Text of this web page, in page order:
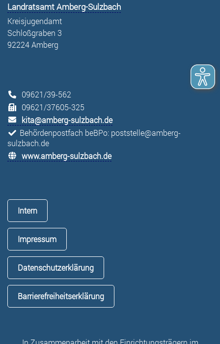
Landratsamt Amberg-Sulzbach
Kreisjugendamt
Schloßgraben 3
92224 Amberg
09621/39-562
09621/37605-325
kita@amberg-sulzbach.de
Behördenpostfach beBPo: poststelle@amberg-
sulzbach.de
www.amberg-sulzbach.de
Intern
Impressum
Datenschutzerklärung
Barrierefreiheitserklärung